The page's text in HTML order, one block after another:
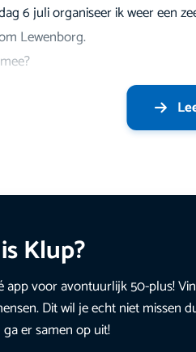
6 juli organiseer ik weer een
Lewenborg.
Klup?
app voor avontuurlijk 50-plus!
Dit wil je echt niet missen
er samen op uit!